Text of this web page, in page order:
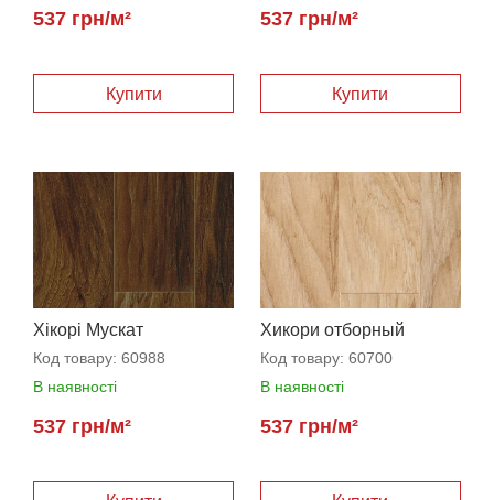
537 грн/м² 537 грн/м²
Хікорі Мускат
Код товару: 60988
В наявності
537 грн/м²
Хикори отборный
Код товару: 60700
В наявності
537 грн/м²